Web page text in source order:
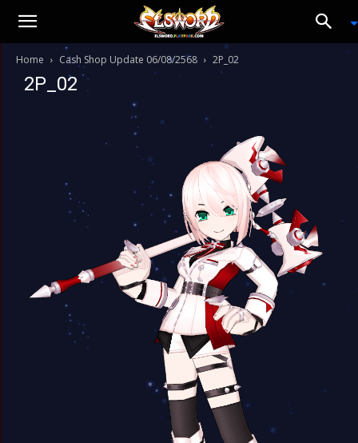
Home Cash Shop Update 06/08/2568 2P_02
2P_02